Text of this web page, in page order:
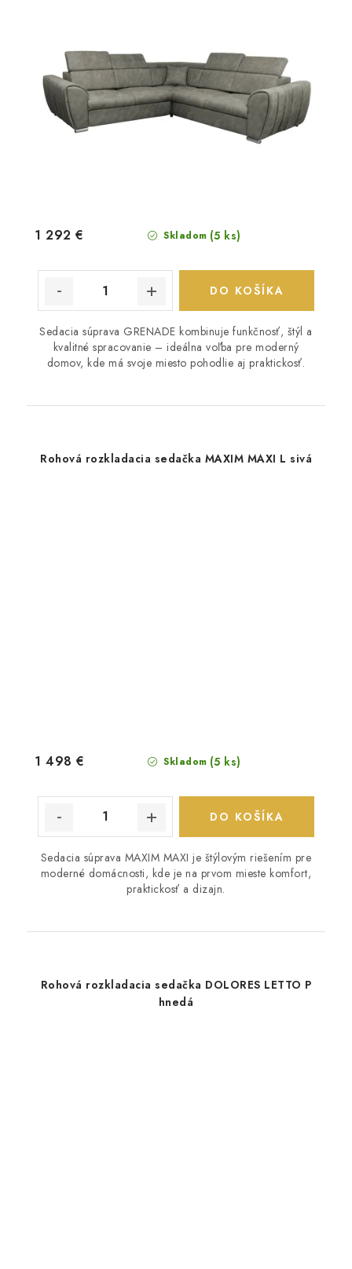
Skladom (5 ks)
1 292 €
DO KOŠÍKA
Sedacia súprava GRENADE kombinuje funkčnosť, štýl a
kvalitné spracovanie – ideálna voľba pre moderný
domov, kde má svoje miesto pohodlie aj praktickosť.
Rohová rozkladacia sedačka MAXIM MAXI L sivá
Skladom (5 ks)
1 498 €
DO KOŠÍKA
Sedacia súprava MAXIM MAXI je štýlovým riešením pre
moderné domácnosti, kde je na prvom mieste komfort,
praktickosť a dizajn.
Rohová rozkladacia sedačka DOLORES LETTO P
hnedá